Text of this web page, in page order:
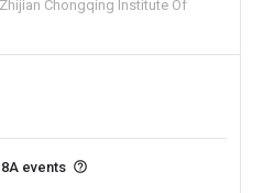
Chongqing Institute Of
events